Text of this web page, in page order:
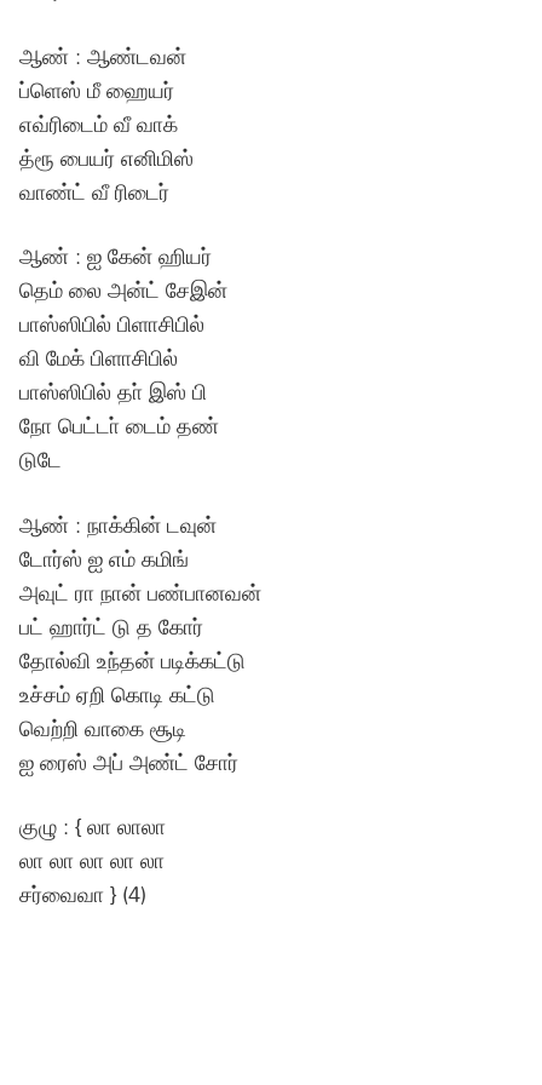
ஆண் : ஆண்டவன்
ப்ளெஸ் மீ ஹையர்
எவ்ரிடைம் வீ வாக்
த்ரூ பையர் எனிமிஸ்
வாண்ட் வீ ரிடைர்
ஆண் : ஐ கேன் ஹியர்
தெம் லை அன்ட் சேஇன்
பாஸ்ஸிபில் பிளாசிபில்
வி மேக் பிளாசிபில்
பாஸ்ஸிபில் தா் இஸ் பி
நோ பெட்டா் டைம் தண்
டுடே
ஆண் : நாக்கின் டவுன்
டோர்ஸ் ஐ எம் கமிங்
அவுட் ரா நான் பண்பானவன்
பட் ஹார்ட் டு த கோர்
தோல்வி உந்தன் படிக்கட்டு
உச்சம் ஏறி கொடி கட்டு
வெற்றி வாகை சூடி
ஐ ரைஸ் அப் அண்ட் சோர்
குழு : { லா லாலா
லா லா லா லா லா
சர்வைவா } (4)